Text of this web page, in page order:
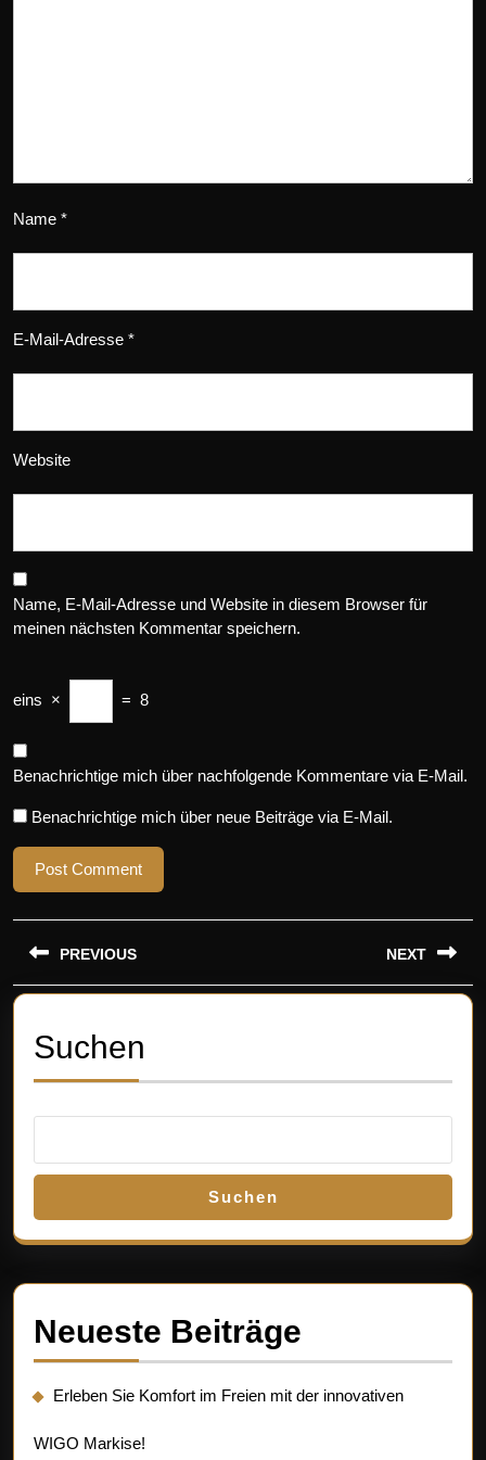
Name *
E-Mail-Adresse *
Website
Name, E-Mail-Adresse und Website in diesem Browser für
meinen nächsten Kommentar speichern.
eins × = 8
Benachrichtige mich über nachfolgende Kommentare via E-Mail.
Benachrichtige mich über neue Beiträge via E-Mail.
Beitragsnavigation
PREVIOUS
Previous
post:
NEXT
Suchen
Suchen
Neueste Beiträge
Erleben Sie Komfort im Freien mit der innovativen
WIGO Markise!